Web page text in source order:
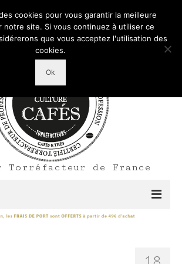
Votre panier d'achats 0,00
Torréfacteur de France
cookies pour vous garantir la meilleure
notre site. Si vous continuez à utiliser ce
que vous acceptez l'utilisation des
cookies.
Ok